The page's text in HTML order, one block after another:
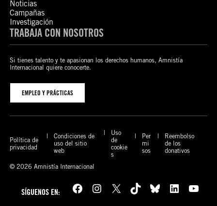
Noticias
Campañas
Investigación
TRABAJA CON NOSOTROS
Si tienes talento y te apasionan los derechos humanos, Amnistía
Internacional quiere conocerte.
EMPLEO Y PRÁCTICAS
Política de
privacidad
Condiciones de
uso del sitio
web
Uso
de
cookie
s
Per
mi
sos
Reembolso
de los
donativos
© 2026 Amnistía Internacional
SÍGUENOS EN: Facebook Instagram X TikTok Bluesky LinkedIn YouTube